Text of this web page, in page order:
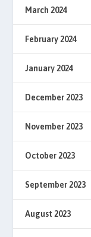
March 2024
February 2024
January 2024
December 2023
November 2023
October 2023
September 2023
August 2023